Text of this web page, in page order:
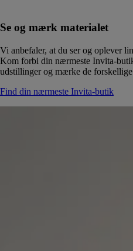
Se og mærk materialet
Vi anbefaler, at du ser og oplever
Kom forbi din nærmeste Invita-
udstillinger og mærke de forskellige
Find din nærmeste Invita-butik